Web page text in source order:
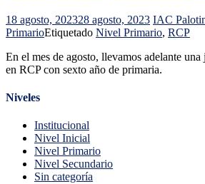
18 agosto, 202328 agosto, 2023 IAC
PrimarioEtiquetado Nivel Primario, RCP
En el mes de agosto, llevamos adelante
en RCP con sexto año de primaria.
Niveles
Institucional
Nivel Inicial
Nivel Primario
Nivel Secundario
Sin categoría